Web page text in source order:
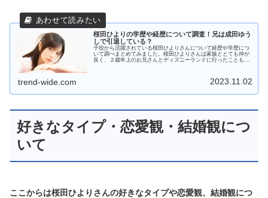
桜田ひよりの学歴や経歴について調査！兄は成田ゆう
しで引退している？
子役から活躍されている桜田ひよりさんについて経歴や学歴につ
いて調べまとめてみました。桜田ひよりさんは家族ととても仲が
良く、２歳年上のお兄さんとディズニーランドに行ったこともあ
trend-wide.com 2023.11.02
好きなタイプ・恋愛観・結婚観につ
いて
ここからは桜田ひよりさんの好きなタイプや恋愛観、結婚観につ